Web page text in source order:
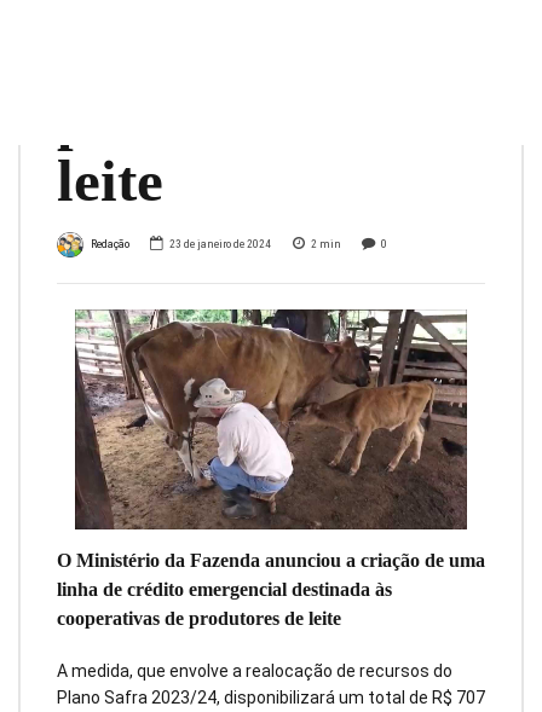
leite
Redação 23 de janeiro de 2024 2 min 0
O Ministério da Fazenda anunciou a criação de uma
linha de crédito emergencial destinada às
cooperativas de produtores de leite
A medida, que envolve a realocação de recursos do
Plano Safra 2023/24, disponibilizará um total de R$ 707